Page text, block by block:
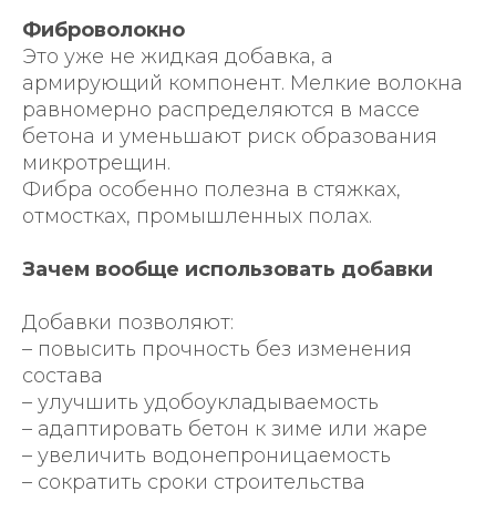
Фиброволокно
Это уже не жидкая добавка, а
армирующий компонент. Мелкие волокна
равномерно распределяются в массе
бетона и уменьшают риск образования
микротрещин.
Фибра особенно полезна в стяжках,
отмостках, промышленных полах.
Зачем вообще использовать добавки
Добавки позволяют:
– повысить прочность без изменения
состава
– улучшить удобоукладываемость
– адаптировать бетон к зиме или жаре
– увеличить водонепроницаемость
– сократить сроки строительства